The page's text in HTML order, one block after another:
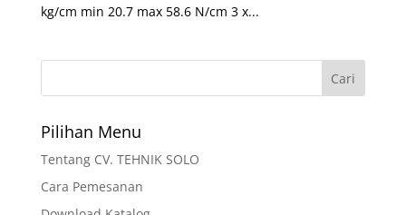
kg/cm min 20.7 max 58.6 N/cm 3 x...
Pilihan Menu
Tentang CV. TEHNIK SOLO
Cara Pemesanan